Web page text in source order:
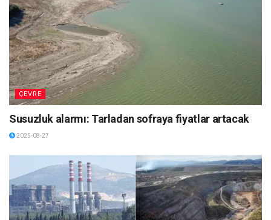
ÇEVRE
Susuzluk alarmı: Tarladan sofraya fiyatlar artacak
2025-08-27